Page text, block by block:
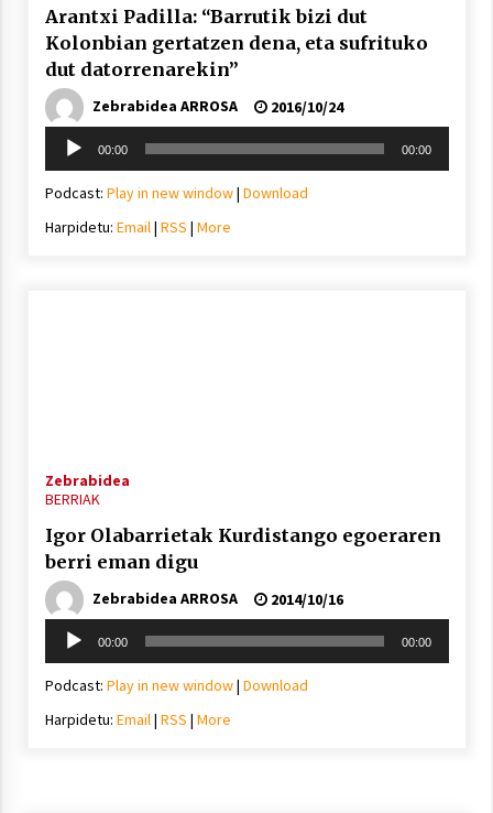
Arantxi Padilla: “Barrutik bizi dut
Kolonbian gertatzen dena, eta sufrituko
dut datorrenarekin”
Zebrabidea ARROSA
2016/10/24
Soinu
erreproduzigailua
00:00 00:00
Podcast: Play in new window| Download
Harpidetu: Email| RSS | More
Zebrabidea
BERRIAK
Igor Olabarrietak Kurdistango egoeraren
berri eman digu
Zebrabidea ARROSA
2014/10/16
Soinu
erreproduzigailua
00:00 00:00
Podcast: Play in new window| Download
Harpidetu: Email| RSS | More